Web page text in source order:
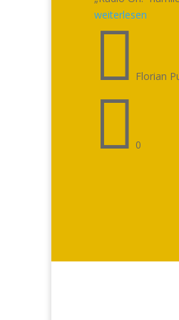
weiterlesen
 Florian
 0